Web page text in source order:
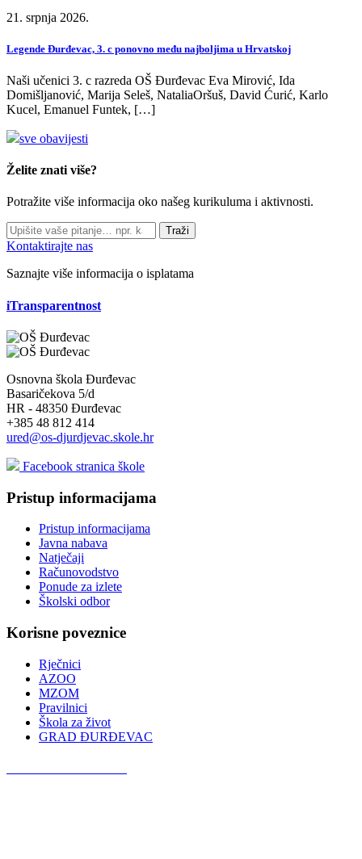
21. srpnja 2026.
Legende Đurđevac, 3. c ponovno među najboljima u Hrvatskoj
Naši učenici 3. c razreda OŠ Đurđevac Eva Mirović, Ida
Domišljanović, Marija Seleš, NataliaOršuš, David Ćurić, Karlo
Kucel, Emanuel Funtek, […]
sve obavijesti
Želite znati više?
Potražite više informacija oko našeg kurikuluma i aktivnosti.
Traži
Kontaktirajte nas
Saznajte više informacija o isplatama
iTransparentnost
Osnovna škola Đurđevac
Basaričekova 5/d
HR - 48350 Đurđevac
+385 48 812 414
ured@os-djurdjevac.skole.hr
Facebook stranica škole
Pristup informacijama
Pristup informacijama
Javna nabava
Natječaji
Računovodstvo
Ponude za izlete
Školski odbor
Korisne poveznice
Rječnici
AZOO
MZOM
Pravilnici
Škola za život
GRAD ĐURĐEVAC